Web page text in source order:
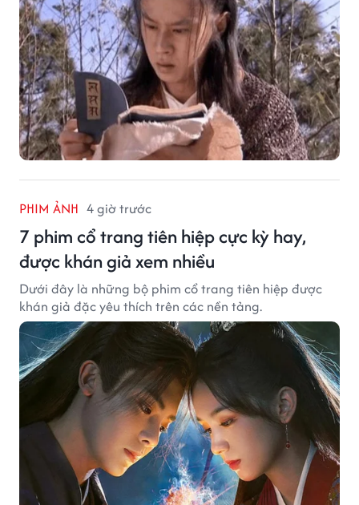
PHIM ẢNH 4 giờ trước
7 phim cổ trang tiên hiệp cực kỳ hay,
được khán giả xem nhiều
Dưới đây là những bộ phim cổ trang tiên hiệp được
khán giả đặc yêu thích trên các nền tảng.